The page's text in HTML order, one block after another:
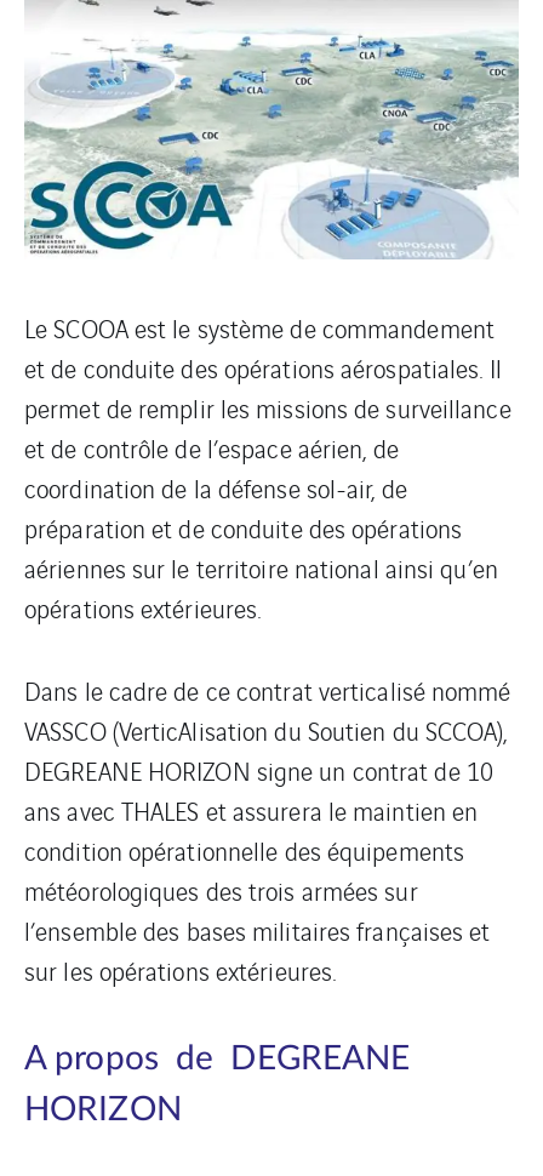
Le SCOOA est le système de commandement
et de conduite des opérations aérospatiales. Il
permet de remplir les missions de surveillance
et de contrôle de l’espace aérien, de
coordination de la défense sol-air, de
préparation et de conduite des opérations
aériennes sur le territoire national ainsi qu’en
opérations extérieures.
Dans le cadre de ce contrat verticalisé nommé
VASSCO (VerticAlisation du Soutien du SCCOA),
DEGREANE HORIZON signe un contrat de 10
ans avec THALES et assurera le maintien en
condition opérationnelle des équipements
météorologiques des trois armées sur
l’ensemble des bases militaires françaises et
sur les opérations extérieures.
A propos de DEGREANE
HORIZON